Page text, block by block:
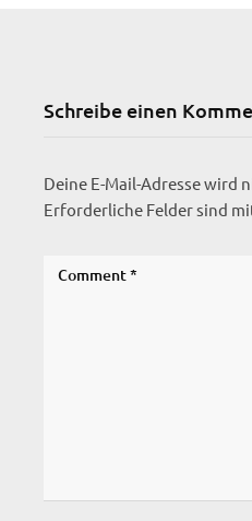
Schreibe einen
Deine E-Mail-Adresse wird
Erforderliche Felder sind